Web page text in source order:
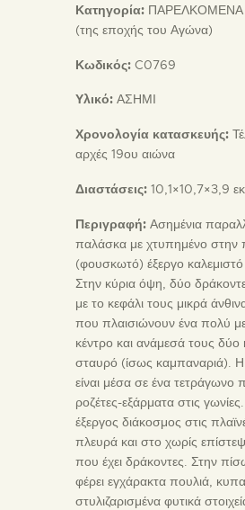
Κατηγορία:
(της εποχής του Αγώνα)
Κωδικός: C0769
Υλικό: ΑΣΗΜΙ
Χρονολογία κατασκευής:
αρχές 19ου αιώνα
Διαστάσεις: 10,1×10,7×3,9
Περιγραφή: Ασημένια
παλάσκα με χτυπημένο στην
(φουσκωτό) έξεργο
Στην κύρια όψη, δύο
με το κεφάλι τους μικρά
που πλαισιώνουν ένα πολύ
κέντρο και ανάμεσά τους δύο
σταυρό (ίσως καμπαναριά).
είναι μέσα σε ένα τετράγωνο
ροζέτες-εξάρματα στις
έξεργος διάκοσμος στις
πλευρά και στο χωρίς
που έχει δράκοντες. Στην
φέρει εγχάρακτα πουλιά,
στυλιζαρισμένα φυτικά